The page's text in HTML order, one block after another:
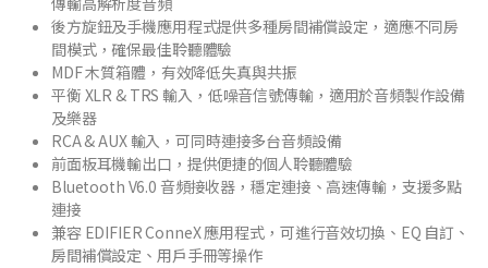
後方旋鈕及手機應用程式提供多種房間補償設定，適應不同房
間模式，確保最佳聆聽體驗
MDF 木質箱體，有效降低失真與共振
平衡 XLR & TRS 輸入，低噪音信號傳輸，適用於音頻製作設備
及樂器
RCA & AUX 輸入，可同時連接多台音頻設備
前面板耳機輸出口，提供便捷的個人聆聽體驗
Bluetooth V6.0 音頻接收器，穩定連接、高速傳輸，支援多點
連接
兼容 EDIFIER ConneX 應用程式，可進行音效切換、EQ 自訂、
房間補償設定、用戶手冊等操作